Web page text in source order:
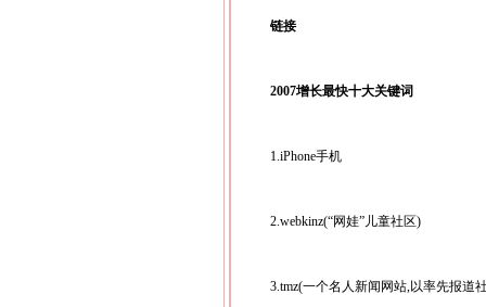
链接
2007增长最快十大关键词
1.iPhone手机
2.webkinz(“网娃”儿童社区)
3.tmz(一个名人新闻网站,以率先报道